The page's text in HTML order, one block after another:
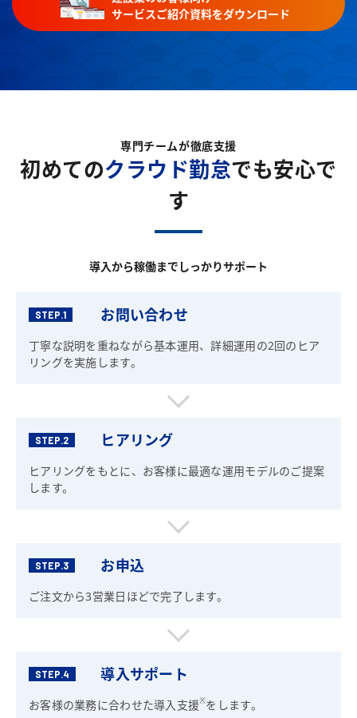
サービスご紹介資料をダウンロード
専門チームが徹底支援
初めてのクラウド勤怠でも安心で
す
導入から稼働までしっかりサポート
STEP.1 お問い合わせ
丁寧な説明を重ねながら基本運用、詳細運用の2回のヒア
リングを実施します。
STEP.2 ヒアリング
ヒアリングをもとに、お客様に最適な運用モデルのご提案
します。
STEP.3 お申込
ご注文から3営業日ほどで完了します。
STEP.4 導入サポート
お客様の業務に合わせた導入支援※をします。